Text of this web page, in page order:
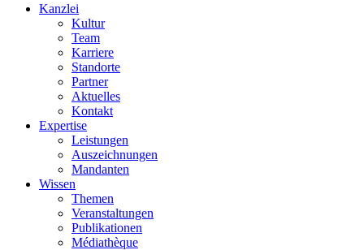
Kanzlei
Kultur
Team
Karriere
Standorte
Partner
Aktuelles
Kontakt
Expertise
Leistungen
Auszeichnungen
Mandanten
Wissen
Themen
Veranstaltungen
Publikationen
Médiathèque